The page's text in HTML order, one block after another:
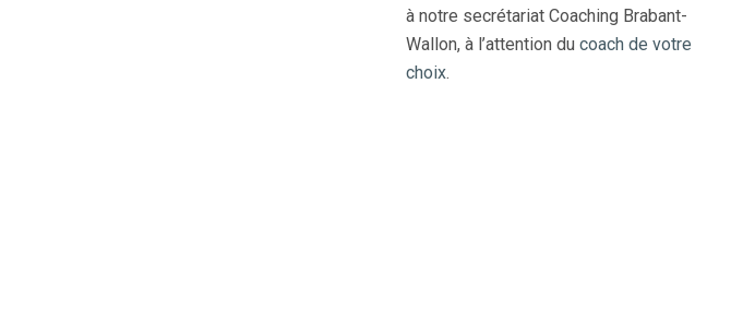
à notre secrétariat Coaching Brabant-
Wallon, à l’attention du coach de votre
choix.